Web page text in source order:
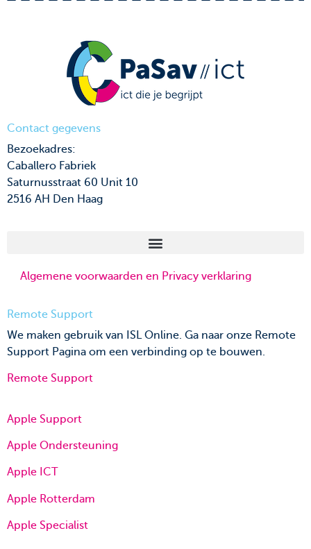
Contact gegevens
Bezoekadres:
Caballero Fabriek
Saturnusstraat 60 Unit 10
2516 AH Den Haag
Algemene voorwaarden en Privacy verklaring
Remote Support
We maken gebruik van ISL Online. Ga naar onze Remote
Support Pagina om een verbinding op te bouwen.
Remote Support
Apple Support
Apple Ondersteuning
Apple ICT
Apple Rotterdam
Apple Specialist